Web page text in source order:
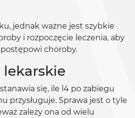
jednak ważne jest szybkie
i rozpoczęcie leczenia, aby
choroby.
się, ile l4 po zabiegu
przysługuje. Sprawa jest o tyle
zależy ona od wielu